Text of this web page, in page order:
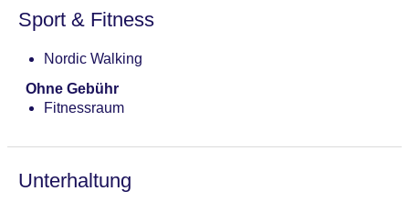
Sport & Fitness
Nordic Walking
Ohne Gebühr
Fitnessraum
Unterhaltung